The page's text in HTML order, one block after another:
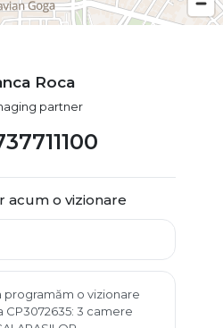
Roca
partner
acum o vizionare